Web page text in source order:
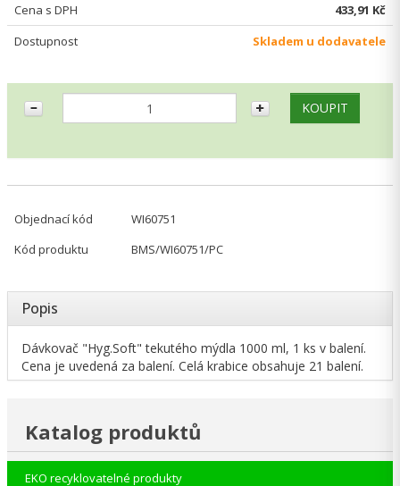
Cena s DPH
433,91 Kč
Dostupnost
Skladem u dodavatele
Objednací kód
WI60751
Kód produktu
BMS/WI60751/PC
Popis
Dávkovač "Hyg.Soft" tekutého mýdla 1000 ml, 1 ks v balení.
Cena je uvedená za balení. Celá krabice obsahuje 21 balení.
Katalog produktů
EKO recyklovatelné produkty